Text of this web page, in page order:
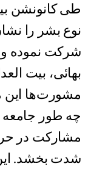
طی کانونشن
نوع بشر را
شرکت نموده و
بهائی، بیت
مشورت‌ها این
چه طور جامعه
مشارکت در
شدت بخشد.